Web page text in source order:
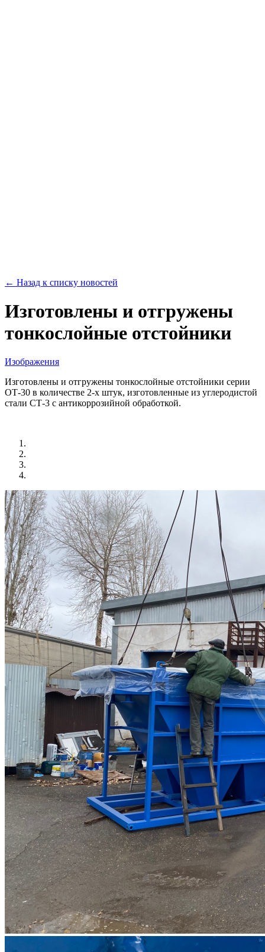
← Назад к списку новостей
Изготовлены и отгружены
тонкослойные отстойники
Изображения
Изготовлены и отгружены тонкослойные отстойники серии
ОТ-30 в количестве 2-х штук, изготовленные из углеродистой
стали СТ-3 с антикоррозийной обработкой.